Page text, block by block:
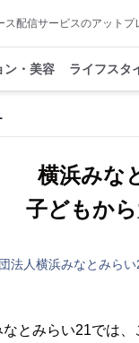
ス配信サービスのアットプ
ン・美容 ライフスタ
横浜みな
子どもか
法人横浜みなとみらい
とみらい21では、